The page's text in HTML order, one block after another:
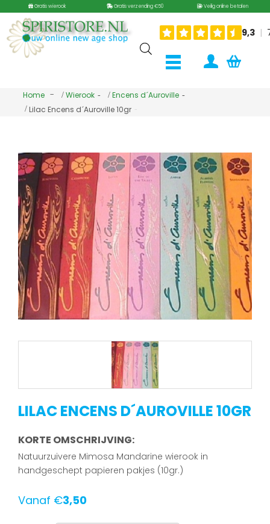
Gratis wierook Gratis verzending €50 Veilig online betalen
Home Wierook
Encens d´Auroville
Lilac Encens d´Auroville 10gr
LILAC ENCENS D´AUROVILLE 10GR
KORTE OMSCHRIJVING:
Natuurzuivere Mimosa Mandarine wierook in
handgeschept papieren pakjes (10gr.)
Vanaf €3,50